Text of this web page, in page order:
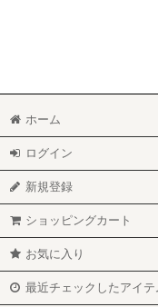
ホーム
ログイン
新規登録
ショッピングカート
お気に入り
最近チェックしたアイテ